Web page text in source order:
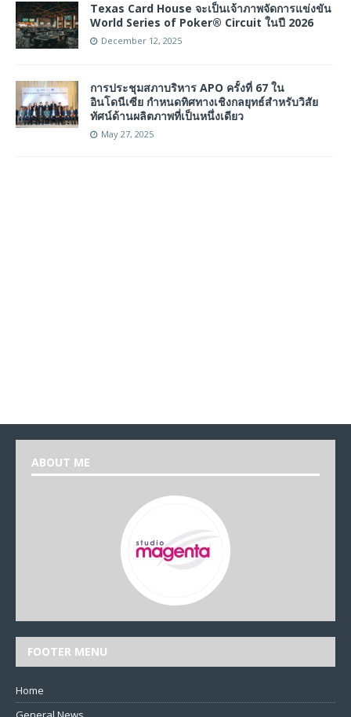
Texas Card House จะเป็นเจ้าภาพจัดการแข่งขัน
World Series of Poker® Circuit ในปี 2026
December 12, 2025
การประชุมสภาบริหาร APO ครั้งที่ 67 ใน
อินโดนีเซีย กำหนดทิศทางเชิงกลยุทธ์สำหรับวิสัย
ทัศน์ด้านผลิตภาพที่เป็นหนึ่งเดียว
May 27, 2025
ABOUT ME
FOOTER MENU
Home